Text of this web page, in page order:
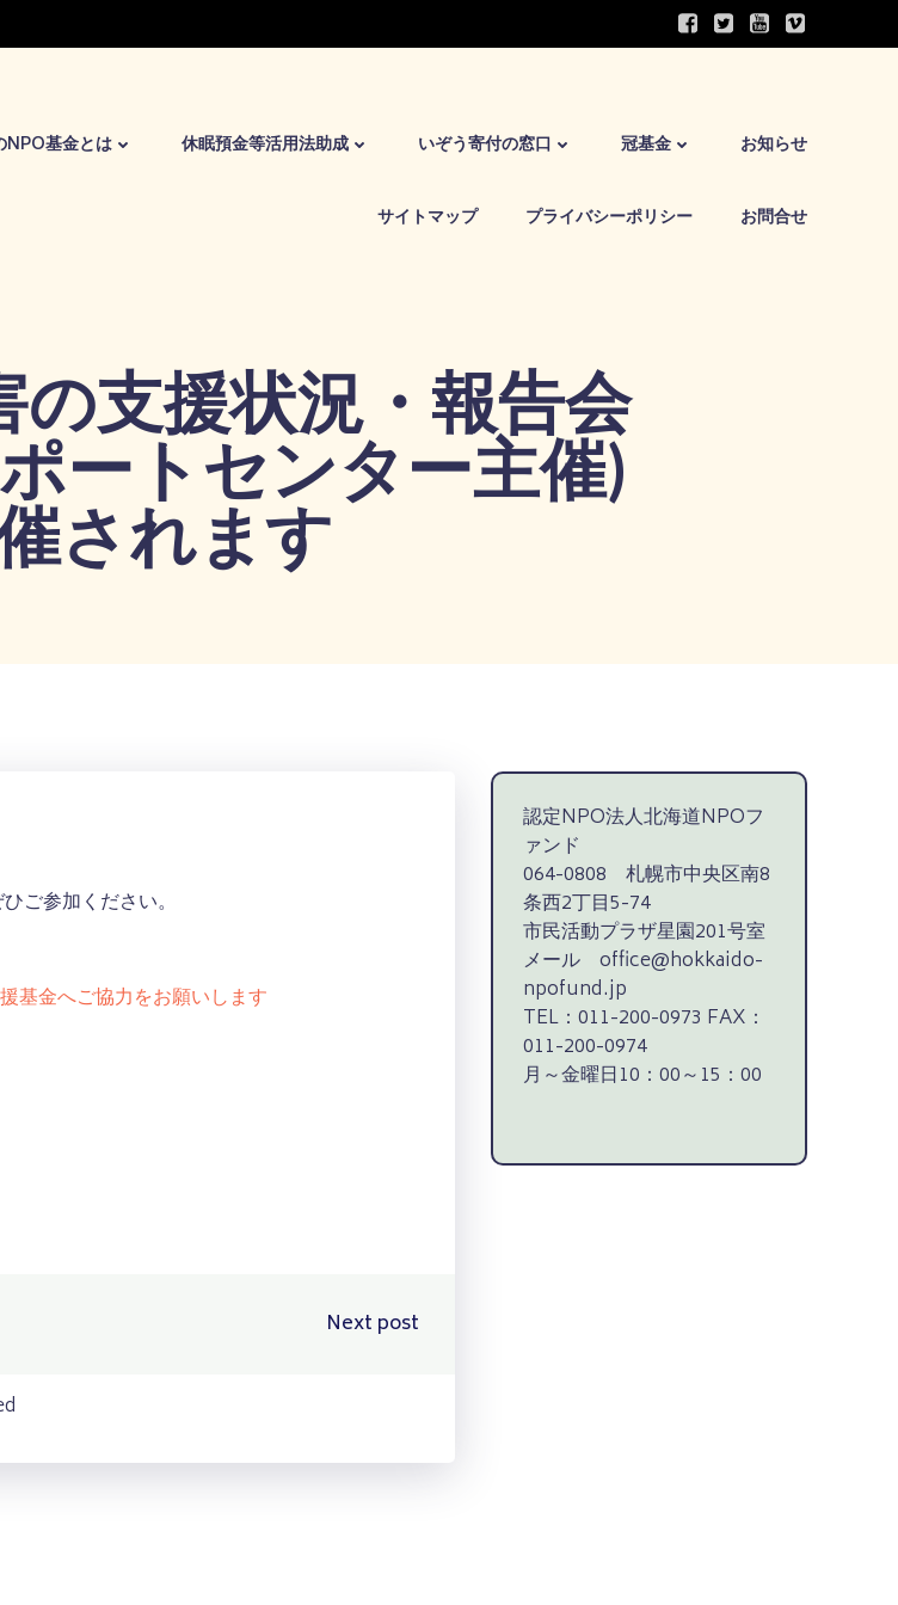
NPO基金とは 休眠預金等活用法助成 いぞう寄付の窓口 冠基金 お知らせ
サイトマップ プライバシーポリシー お問合せ
の支援状況・報告会
ートセンター主催)
されます
ご参加ください。
基金へご協力をお願いします
Next post
認定NPO法人北海道NPOフ
ァンド
064-0808 札幌市中央区南8
条西2丁目5-74
市民活動プラザ星園201号室
メール office@hokkaido-
npofund.jp
TEL：011-200-0973 FAX：
011-200-0974
月～金曜日10：00～15：00